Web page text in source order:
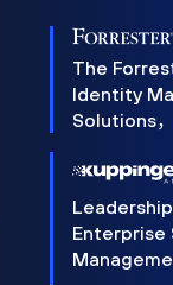
The
Identity
Solutions
Enterprise